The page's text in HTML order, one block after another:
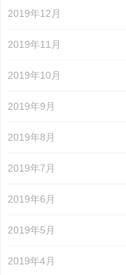
2019年12月
2019年11月
2019年10月
2019年9月
2019年8月
2019年7月
2019年6月
2019年5月
2019年4月